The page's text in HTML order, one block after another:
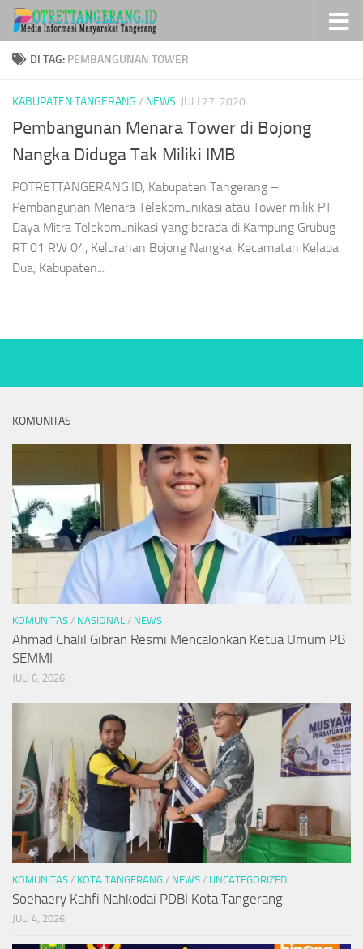
Skip to content
DI TAG: PEMBANGUNAN TOWER
KABUPATEN TANGERANG / NEWS JULI 27, 2020
Pembangunan Menara Tower di Bojong
Nangka Diduga Tak Miliki IMB
POTRETTANGERANG.ID, Kabupaten Tangerang –
Pembangunan Menara Telekomunikasi atau Tower milik PT
Daya Mitra Telekomunikasi yang berada di Kampung Grubug
RT 01 RW 04, Kelurahan Bojong Nangka, Kecamatan Kelapa
Dua, Kabupaten...
KOMUNITAS
KOMUNITAS / NASIONAL / NEWS
Ahmad Chalil Gibran Resmi Mencalonkan Ketua Umum PB
SEMMI
JULI 6, 2026
KOMUNITAS / KOTA TANGERANG / NEWS / UNCATEGORIZED
Soehaery Kahfi Nahkodai PDBI Kota Tangerang
JULI 4, 2026